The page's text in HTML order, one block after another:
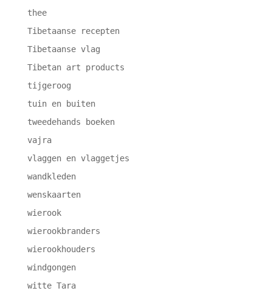
thee
Tibetaanse recepten
Tibetaanse vlag
Tibetan art products
tijgeroog
tuin en buiten
tweedehands boeken
vajra
vlaggen en vlaggetjes
wandkleden
wenskaarten
wierook
wierookbranders
wierookhouders
windgongen
witte Tara